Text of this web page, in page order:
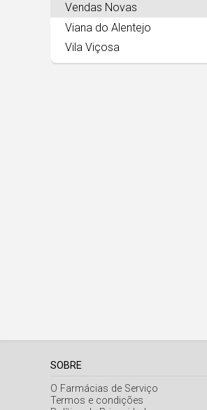
Vendas Novas
Viana do Alentejo
Vila Viçosa
SOBRE
O Farmácias de Serviço
Termos e condições